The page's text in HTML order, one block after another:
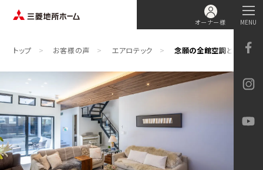
オーナー様 MENU
トップ お客様の声 エアロテック 念願の全館空調と、きめ細